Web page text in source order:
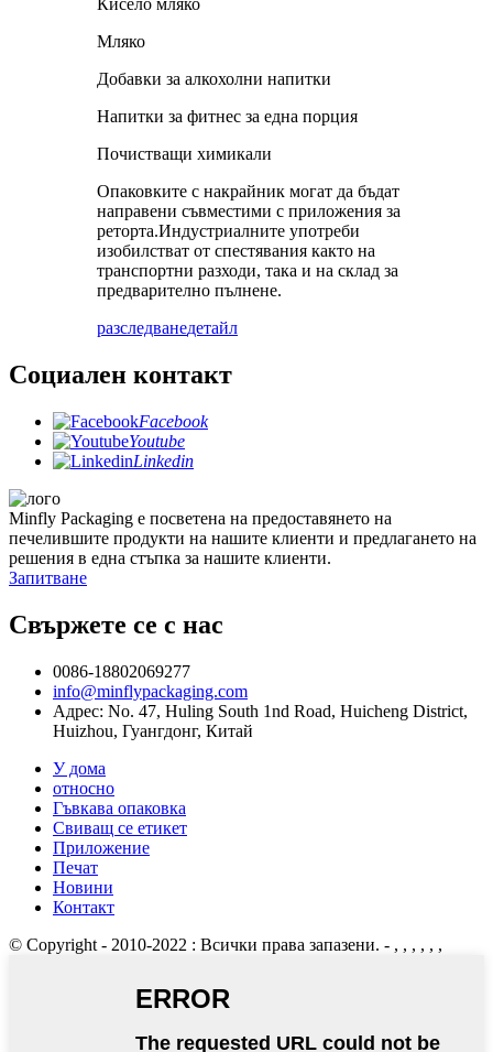
Кисело мляко
Мляко
Добавки за алкохолни напитки
Напитки за фитнес за една порция
Почистващи химикали
Опаковките с накрайник могат да бъдат
направени съвместими с приложения за
реторта.Индустриалните употреби
изобилстват от спестявания както на
транспортни разходи, така и на склад за
предварително пълнене.
разследванедетайл
Социален контакт
Facebook
Youtube
Linkedin
Minfly Packaging е посветена на предоставянето на
печелившите продукти на нашите клиенти и предлагането на
решения в една стъпка за нашите клиенти.
Запитване
Свържете се с нас
0086-18802069277
info@minflypackaging.com
Адрес: No. 47, Huling South 1nd Road, Huicheng District,
Huizhou, Гуангдонг, Китай
У дома
относно
Гъвкава опаковка
Свиващ се етикет
Приложение
Печат
Новини
Контакт
© Copyright - 2010-2022 : Всички права запазени. - , , , , , ,